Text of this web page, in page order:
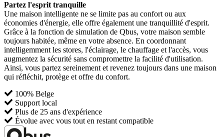
Partez l'esprit tranquille
Une maison intelligente ne se limite pas au confort ou aux
économies d'énergie, elle offre également une tranquillité d'esprit.
Grâce à la fonction de simulation de Qbus, votre maison semble
toujours habitée, même en votre absence. En coordonnant
intelligemment les stores, l'éclairage, le chauffage et l'accès, vous
augmentez la sécurité sans compromettre la facilité d'utilisation.
Ainsi, vous partez sereinement et revenez toujours dans une maison
qui réfléchit, protège et offre du confort.
100% Belge
Support local
Plus de 25 ans d'expérience
Évolue avec vous tout en restant compatible